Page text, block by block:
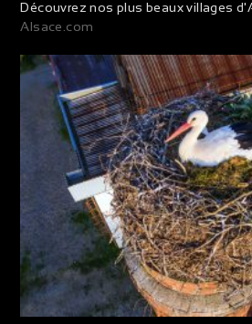
Découvrez nos plus beaux villages
Alsace.com